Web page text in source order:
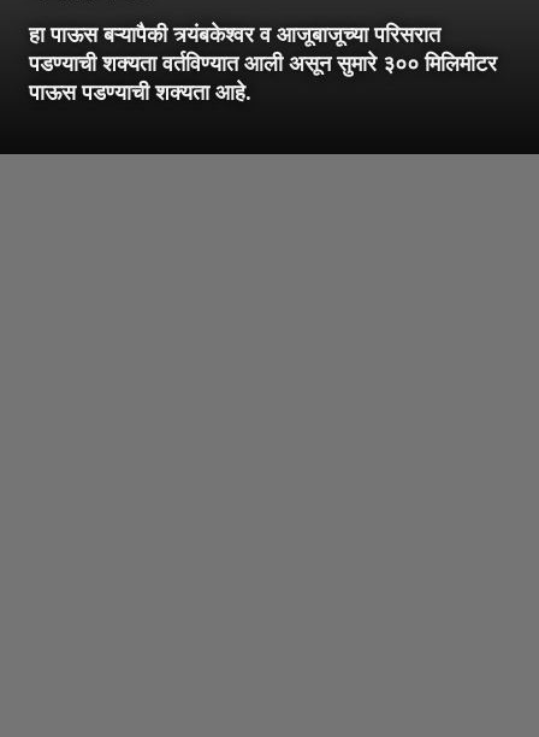
हा पाऊस बऱ्यापैकी त्र्यंबकेश्वर व आजूबाजूच्या परिसरात
पडण्याची शक्यता वर्तविण्यात आली असून सुमारे ३०० मिलिमीटर
पाऊस पडण्याची शक्यता आहे.